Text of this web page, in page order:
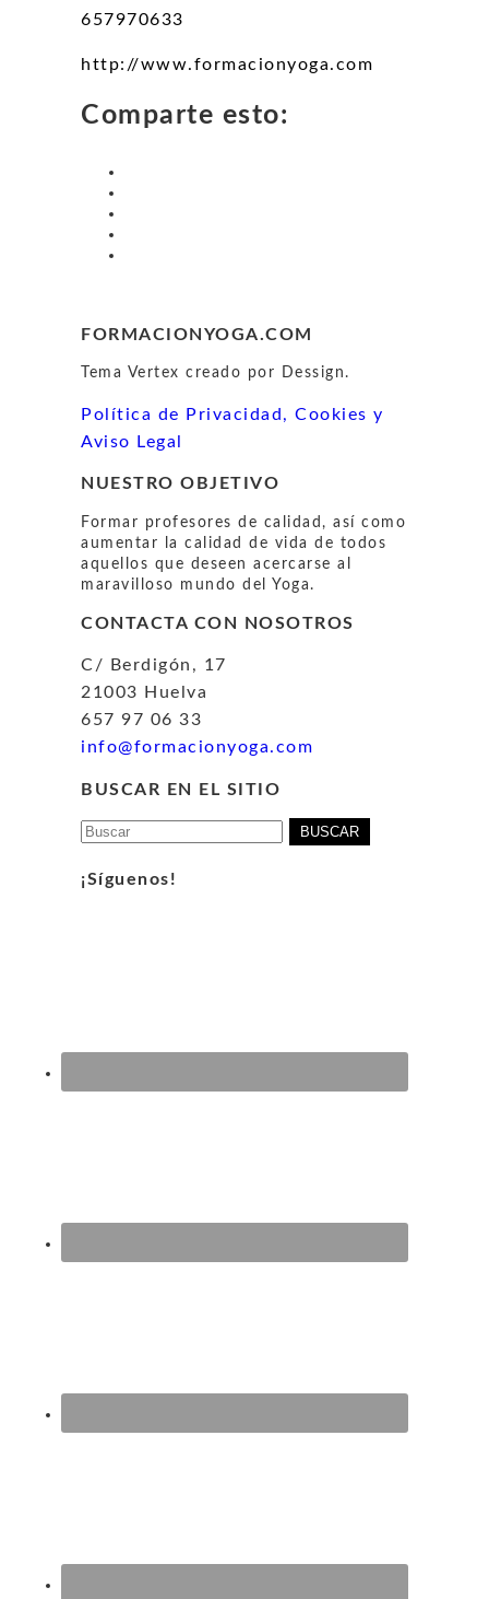
657970633
http://www.formacionyoga.com
Comparte esto:
FORMACIONYOGA.COM
Tema Vertex creado por Dessign.
Política de Privacidad, Cookies y
Aviso Legal
NUESTRO OBJETIVO
Formar profesores de calidad, así como
aumentar la calidad de vida de todos
aquellos que deseen acercarse al
maravilloso mundo del Yoga.
CONTACTA CON NOSOTROS
C/ Berdigón, 17
21003 Huelva
657 97 06 33
info@formacionyoga.com
BUSCAR EN EL SITIO
Buscar:
¡Síguenos!